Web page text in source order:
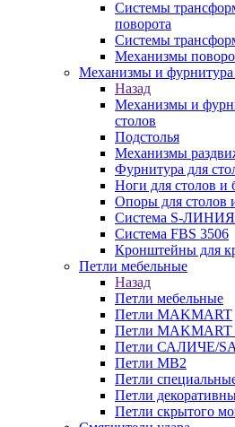
Системы
поворота
Системы
Механизмы
Механизмы и фурнитура
Назад
Механизмы и
столов
Подстолья
Механизмы
Фурнитура для
Ноги для столов и
Опоры для столов
Система S-
Система FBS 3506
Кронштейны для
Петли мебельные
Назад
Петли мебельные
Петли MAKMART
Петли
Петли САЛИЧЕ/
Петли MB2
Петли
Петли
Петли скрытого